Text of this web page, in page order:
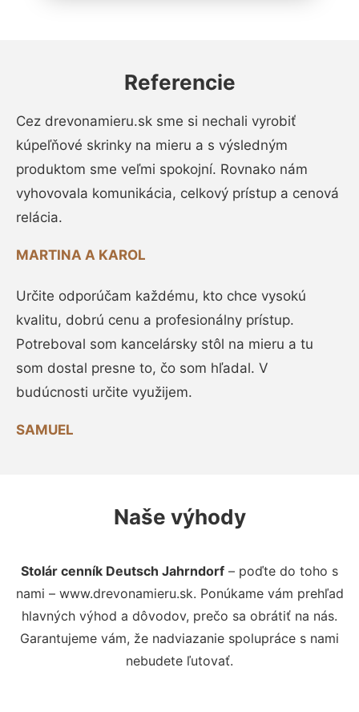
Referencie
Cez drevonamieru.sk sme si nechali vyrobiť
kúpeľňové skrinky na mieru a s výsledným
produktom sme veľmi spokojní. Rovnako nám
vyhovovala komunikácia, celkový prístup a cenová
relácia.
MARTINA A KAROL
Určite odporúčam každému, kto chce vysokú
kvalitu, dobrú cenu a profesionálny prístup.
Potreboval som kancelársky stôl na mieru a tu
som dostal presne to, čo som hľadal. V
budúcnosti určite využijem.
SAMUEL
Naše výhody
Stolár cenník Deutsch Jahrndorf – poďte do toho s
nami – www.drevonamieru.sk. Ponúkame vám prehľad
hlavných výhod a dôvodov, prečo sa obrátiť na nás.
Garantujeme vám, že nadviazanie spolupráce s nami
nebudete ľutovať.